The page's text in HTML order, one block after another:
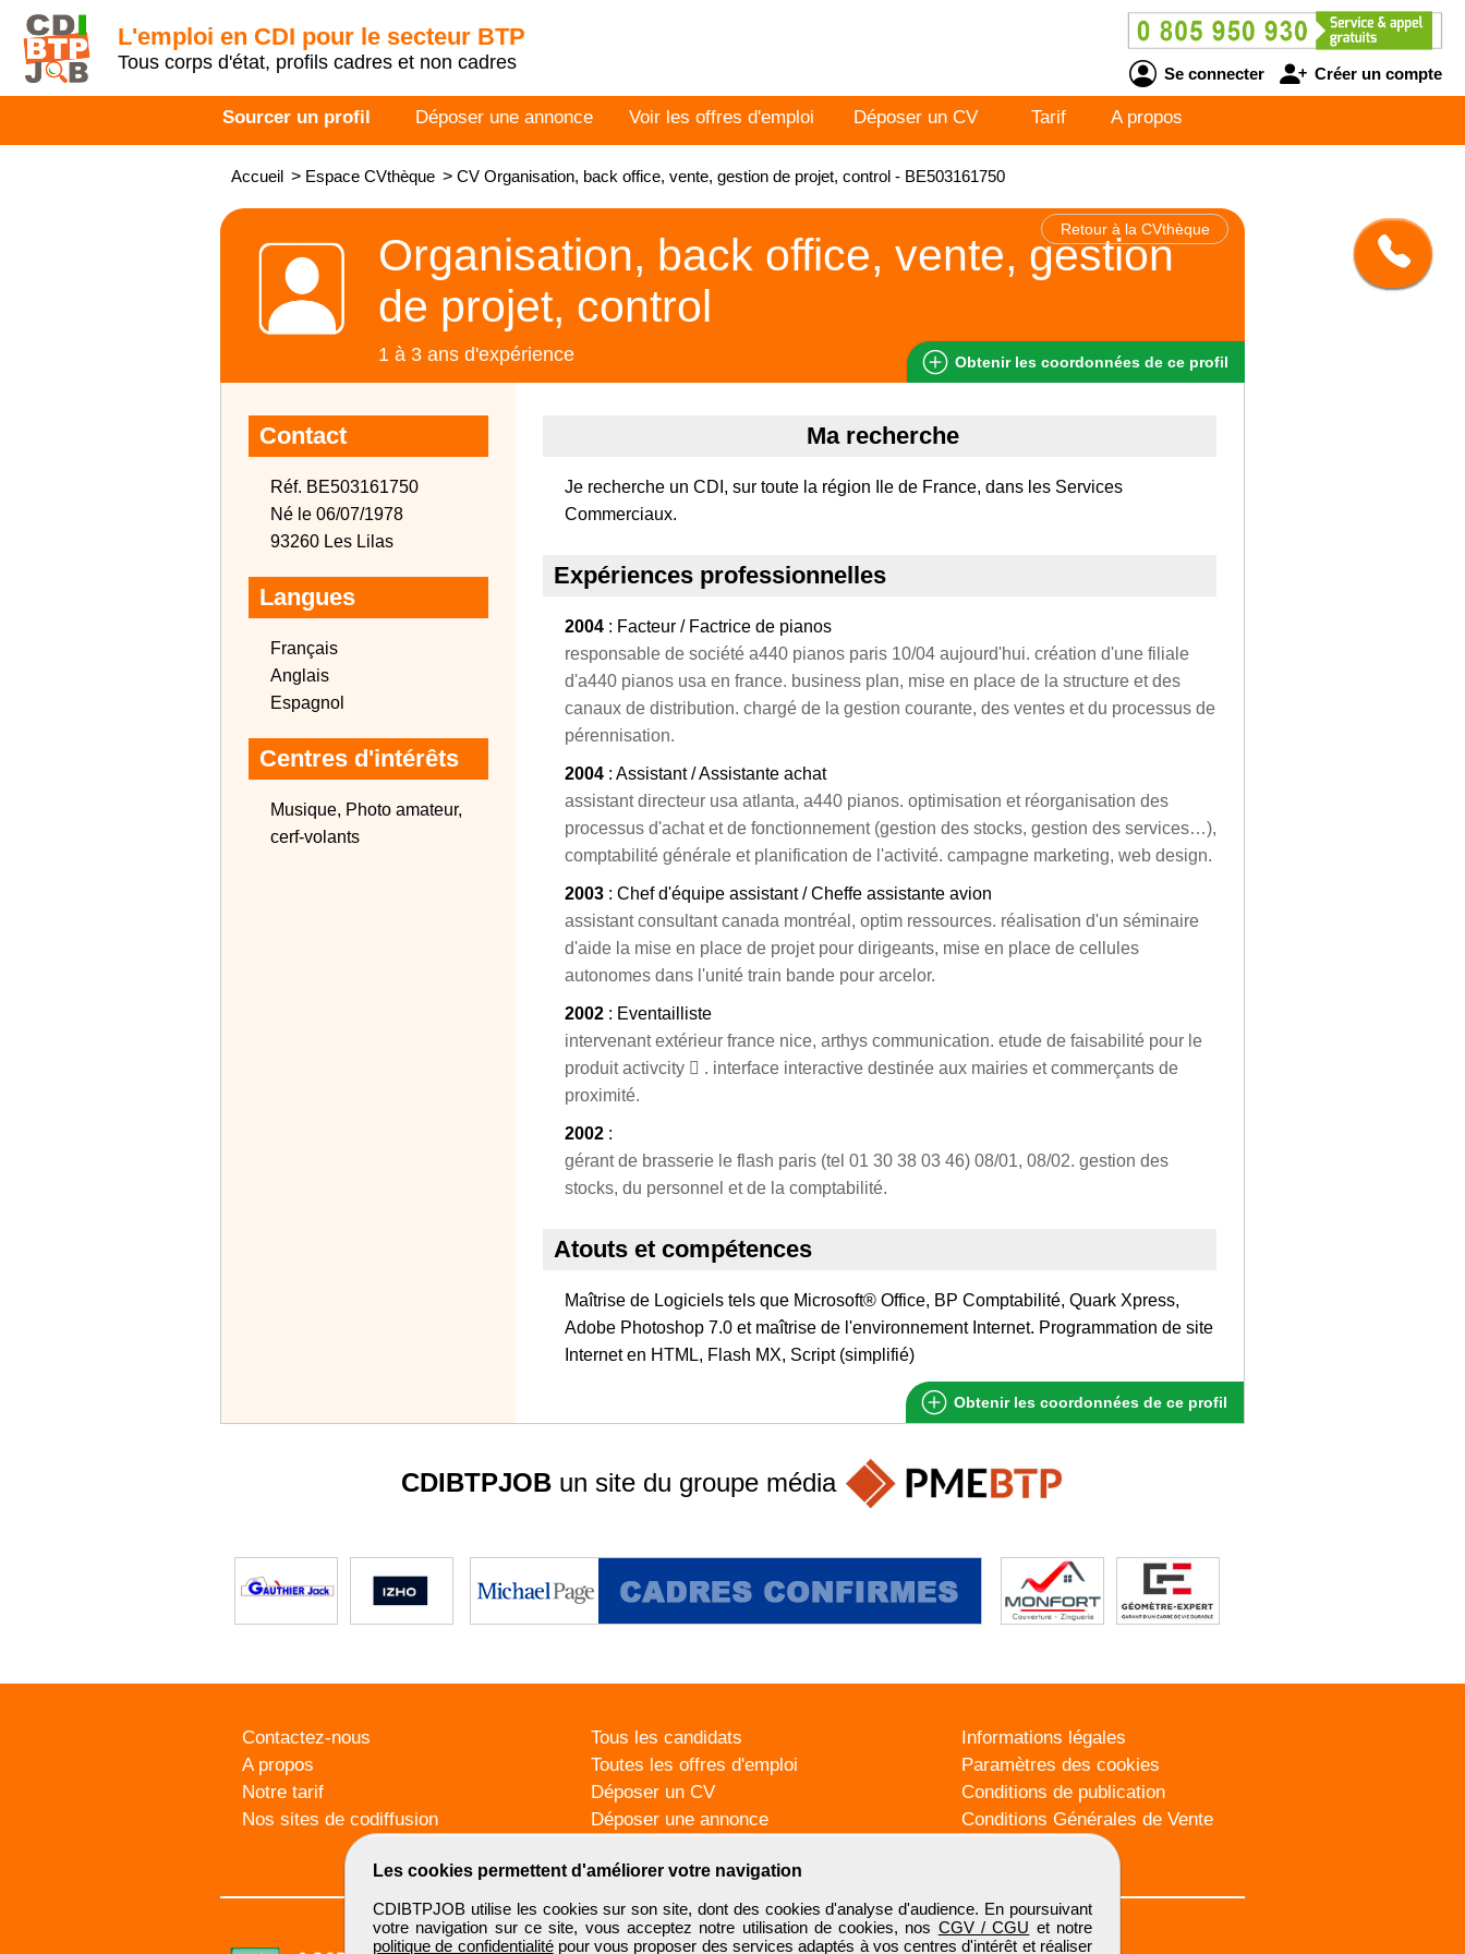
L'emploi en CDI pour le secteur BTP
Tous corps d'état, profils cadres et non cadres
Se connecter Créer un compte
Sourcer un profil Déposer une annonce Voir les offres d'emploi Déposer un CV Tarif A propos
Accueil > Espace CVthèque > CV Organisation, back office, vente, gestion de projet, control - BE503161750
Retour à la CVthèque
Organisation, back office, vente, gestion
de projet, control
1 à 3 ans d'expérience Obtenir les coordonnées de ce profil
Contact
Réf. BE503161750
Né le 06/07/1978
93260 Les Lilas
Langues
Français
Anglais
Espagnol
Centres d'intérêts
Musique, Photo amateur,
cerf-volants
Ma recherche
Je recherche un CDI, sur toute la région Ile de France, dans les Services
Commerciaux.
Expériences professionnelles
2004 : Facteur / Factrice de pianos
responsable de société a440 pianos paris 10/04 aujourd'hui. création d'une filiale
d'a440 pianos usa en france. business plan, mise en place de la structure et des
canaux de distribution. chargé de la gestion courante, des ventes et du processus de
pérennisation.
2004 : Assistant / Assistante achat
assistant directeur usa atlanta, a440 pianos. optimisation et réorganisation des
processus d'achat et de fonctionnement (gestion des stocks, gestion des services…),
comptabilité générale et planification de l'activité. campagne marketing, web design.
2003 : Chef d'équipe assistant / Cheffe assistante avion
assistant consultant canada montréal, optim ressources. réalisation d'un séminaire
d'aide la mise en place de projet pour dirigeants, mise en place de cellules
autonomes dans l'unité train bande pour arcelor.
2002 : Eventailliste
intervenant extérieur france nice, arthys communication. etude de faisabilité pour le
produit activcity  . interface interactive destinée aux mairies et commerçants de
proximité.
2002 :
gérant de brasserie le flash paris (tel 01 30 38 03 46) 08/01, 08/02. gestion des
stocks, du personnel et de la comptabilité.
Atouts et compétences
Maîtrise de Logiciels tels que Microsoft® Office, BP Comptabilité, Quark Xpress,
Adobe Photoshop 7.0 et maîtrise de l'environnement Internet. Programmation de site
Internet en HTML, Flash MX, Script (simplifié)
Obtenir les coordonnées de ce profil
Les cookies permettent d'améliorer votre navigation
CDIBTPJOB utilise les cookies sur son site, dont des cookies d'analyse d'audience. En poursuivant
votre navigation sur ce site, vous acceptez notre utilisation de cookies, nos CGV / CGU et notre
politique de confidentialitépour vous proposer des services adaptés à vos centres d'intérêt et réaliser
CDIBTPJOBun site du groupe média
Contactez-nous
A propos
Notre tarif
Nos sites de codiffusion
Tous les candidats
Toutes les offres d'emploi
Déposer un CV
Déposer une annonce
Informations légales
Paramètres des cookies
Conditions de publication
Conditions Générales de Vente